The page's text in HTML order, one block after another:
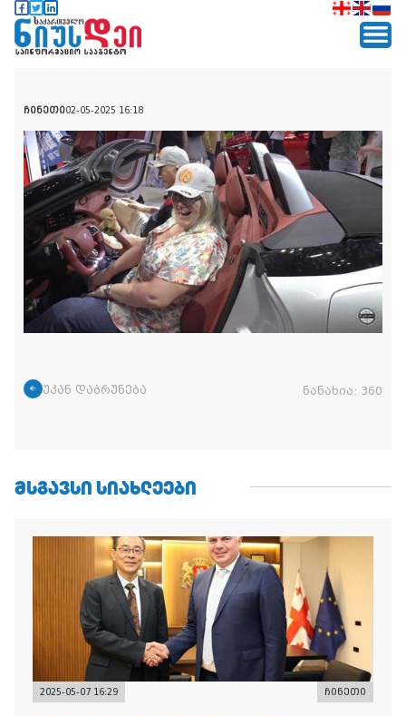
ჩინეთი02-05-2025 16:18
უკან დაბრუნება ნანახია: 360
ᲛᲡᲒᲐᲕᲡᲘ ᲡᲘᲐᲮᲚᲔᲔᲑᲘ
2025-05-07 16:29 ჩინეთი